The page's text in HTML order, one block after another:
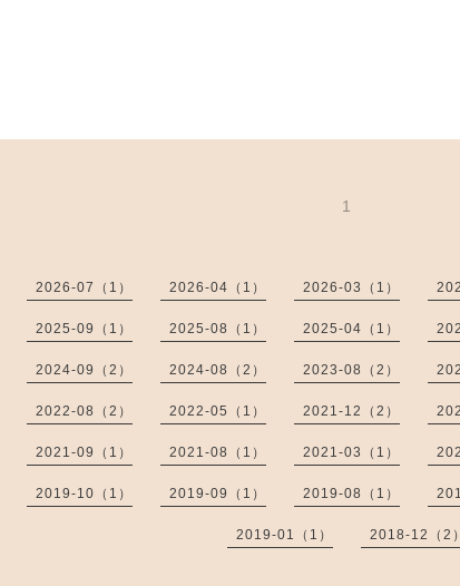
1
2026-07（1） 2026-04（1） 2026-03（1）
2025-09（1） 2025-08（1） 2025-04（1）
2024-09（2） 2024-08（2） 2023-08（2）
2022-08（2） 2022-05（1） 2021-12（2）
2021-09（1） 2021-08（1） 2021-03（1）
2019-10（1） 2019-09（1） 2019-08（1）
2019-01（1） 2018-12（2）